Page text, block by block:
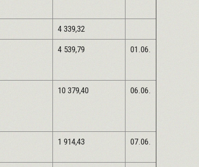
4 339,32
4 539,79 01.06.
10 379,40 06.06.
1 914,43 07.06.